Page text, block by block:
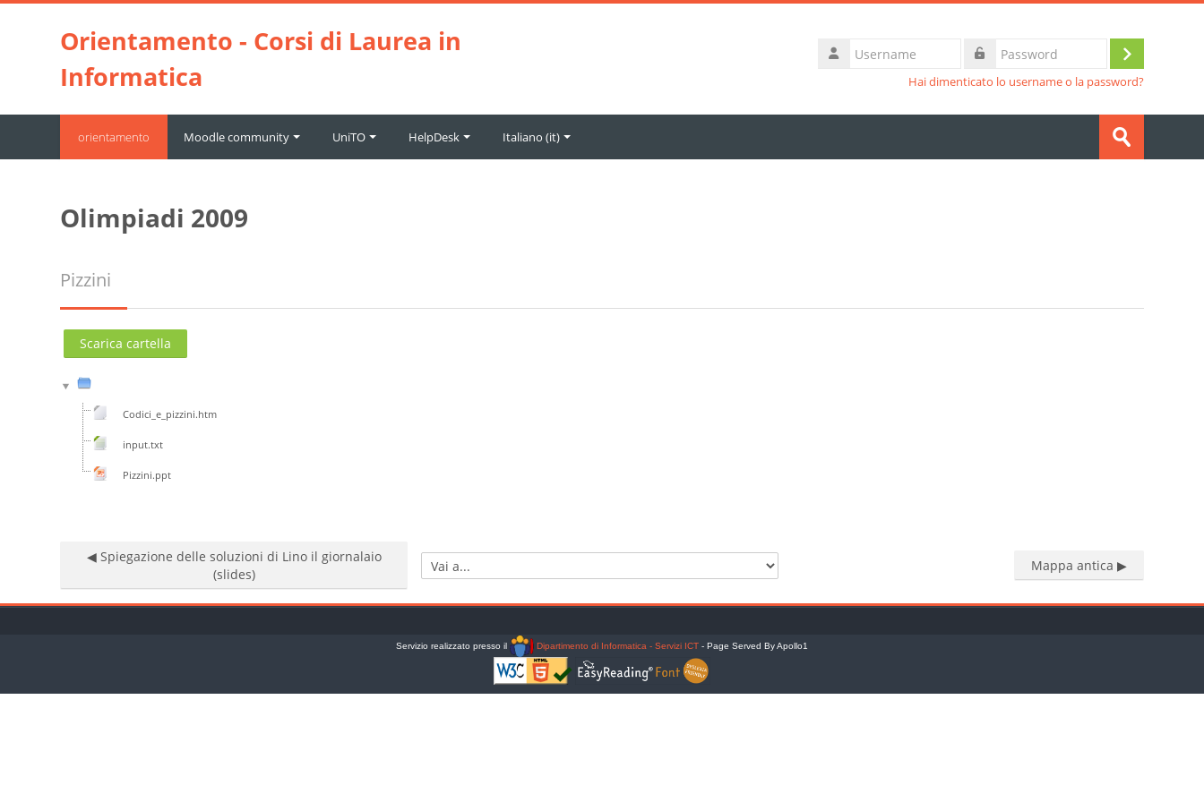
Orientamento - Corsi di Laurea in
Informatica
Username
Login
Hai dimenticato lo username o la password?
orientamento Moodle community UniTO HelpDesk Italiano ‎(it)‎ Invia
Olimpiadi 2009
Pizzini
Scarica cartella
Codici_e_pizzini.htm
input.txt
Pizzini.ppt
◀︎ Spiegazione delle soluzioni di Lino il giornalaio
(slides)
Vai a... Mappa antica ▶︎
Servizio realizzato presso il Dipartimento di Informatica - Servizi ICT- Page Served By Apollo1